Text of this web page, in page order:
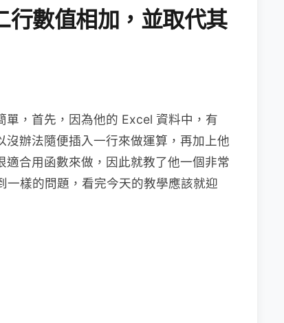
行數值相加，並取代其
，首先，因為他的 Excel 資料中，有
辦法隨便插入一行來做運算，再加上他
合用函數來做，因此就教了他一個非常
樣的問題，看完今天的教學應該就迎